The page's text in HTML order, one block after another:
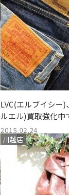
LVC(エルブイシー
ルエル)買取強化中
2015.02.24
川越店